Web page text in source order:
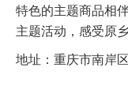
特色的主题商品相
主题活动，感受原
地址：重庆市南岸